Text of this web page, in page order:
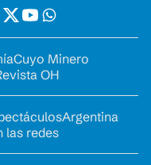
Cuyo Minero
OH
Argentina
las redes